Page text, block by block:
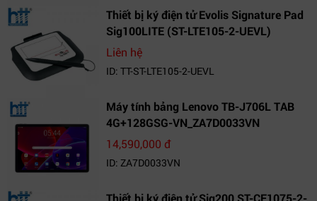
Thiết bị ký điện tử Evolis Signature Pad
Sig100LITE (ST-LTE105-2-UEVL)
Liên hệ
ID: TT-ST-LTE105-2-UEVL
Máy tính bảng Lenovo TB-J706L TAB
4G+128GSG-VN_ZA7D0033VN
14,590,000 đ
ID: ZA7D0033VN
Thiết bị ký điện tử Sig200 ST-CE1075-2-